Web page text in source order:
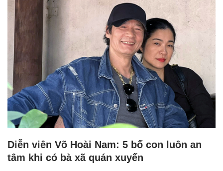
Diễn viên Võ Hoài Nam: 5 bố con luôn an
tâm khi có bà xã quán xuyến